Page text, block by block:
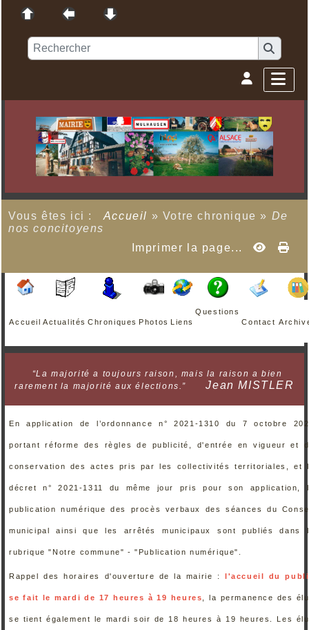
Vous êtes ici : Accueil » Votre chronique » De
nos concitoyens
Imprimer la page...
Accueil Actualités Chroniques Photos Liens
Questions
Contact
“La majorité a toujours raison, mais la raison a bien
rarement la majorité aux élections.”
Jean MISTLER
En application de l’ordonnance n° 2021-1310 du 7 octobre
portant réforme des règles de publicité, d'entrée en vigueur et
conservation des actes pris par les collectivités territoriales, et
décret n° 2021-1311 du même jour pris pour son application,
publication numérique des procès verbaux des séances du
municipal ainsi que les arrêtés municipaux sont publiés dans
rubrique "Notre commune" - "Publication numérique".
Rappel des horaires d'ouverture de la mairie : l'accueil du
se fait le mardi de 17 heures à 19 heures , la permanence des
se tient également le mardi soir de 18 heures à 19 heures. Les